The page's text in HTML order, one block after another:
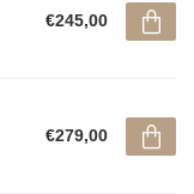
€245,00
€279,00